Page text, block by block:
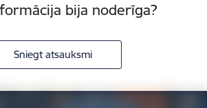
bija noderīga?
Sniegt atsauksmi